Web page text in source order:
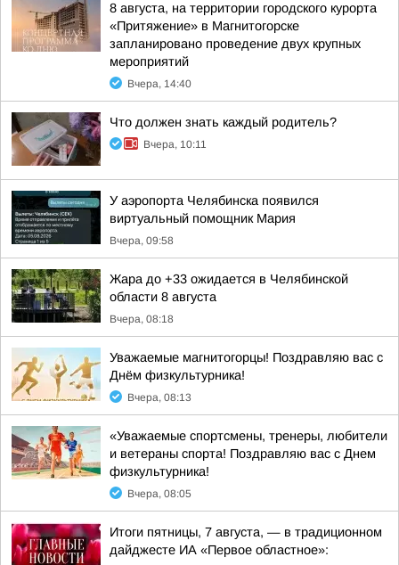
8 августа, на территории городского курорта
«Притяжение» в Магнитогорске
запланировано проведение двух крупных
мероприятий
Вчера, 14:40
Что должен знать каждый родитель?
Вчера, 10:11
У аэропорта Челябинска появился
виртуальный помощник Мария
Вчера, 09:58
Жара до +33 ожидается в Челябинской
области 8 августа
Вчера, 08:18
Уважаемые магнитогорцы! Поздравляю вас с
Днём физкультурника!
Вчера, 08:13
«Уважаемые спортсмены, тренеры, любители
и ветераны спорта! Поздравляю вас с Днем
физкультурника!
Вчера, 08:05
Итоги пятницы, 7 августа, — в традиционном
дайджесте ИА «Первое областное»: